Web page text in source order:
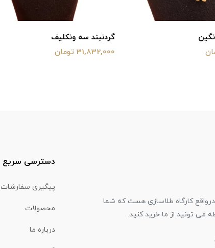
گردنبند سه ونکلیف
31,832,000 تومان
کارگاه طلاسازی هست که شما
می تونید از ما خرید کنید.
دسترسی سریع
پیگیری سفارشات
محصولات
درباره ما